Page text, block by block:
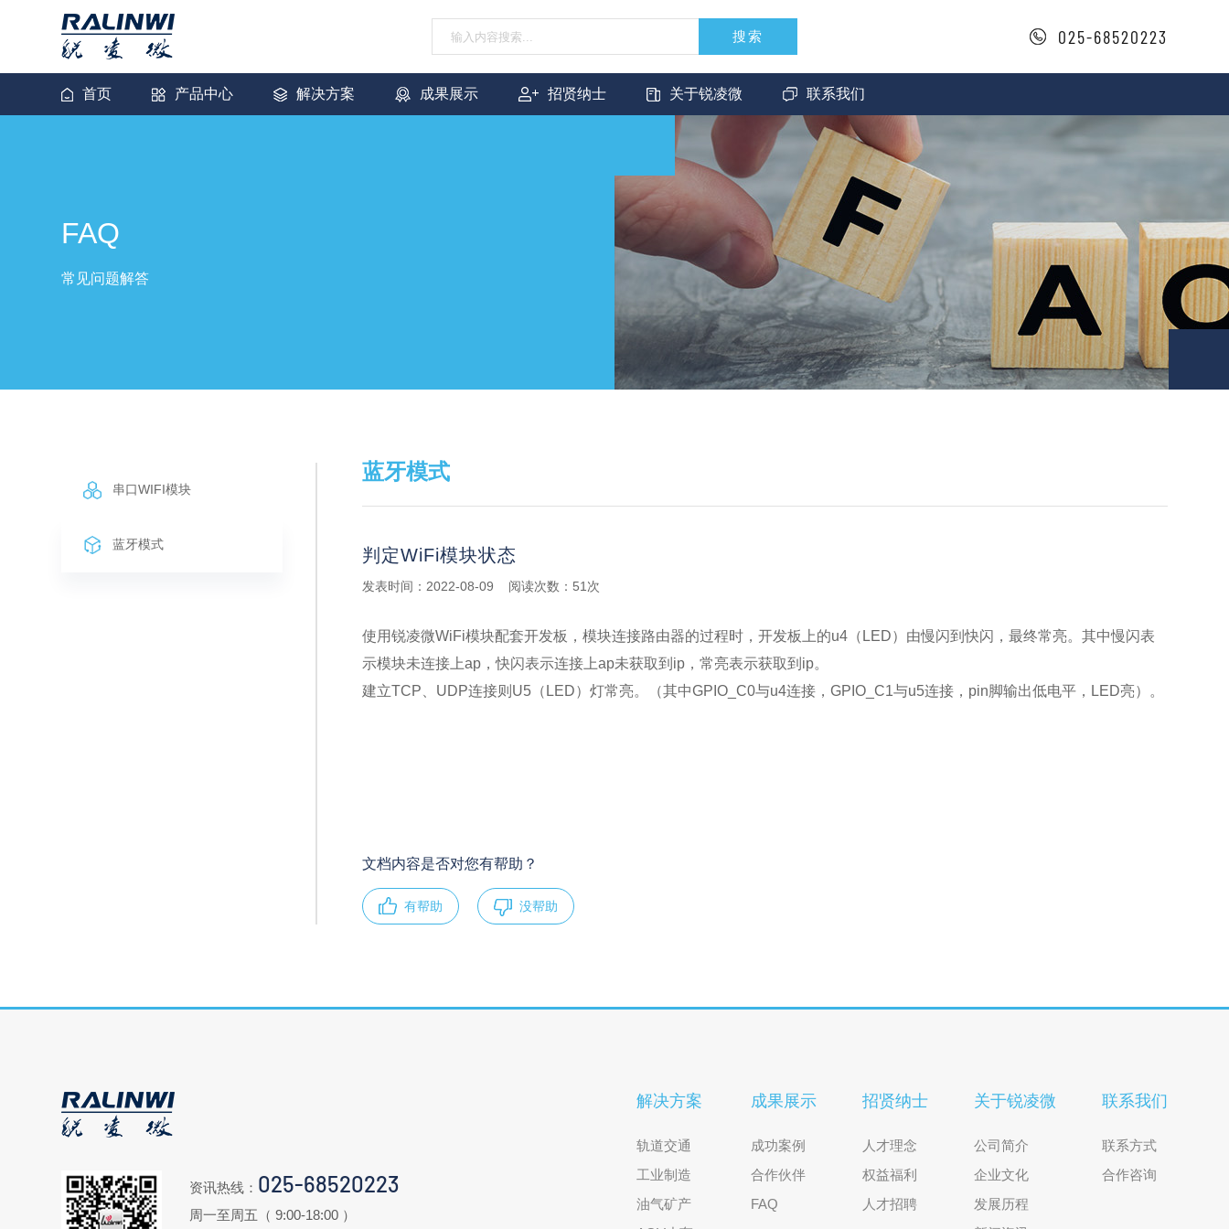
025-68520223
搜索
首页 产品中心
IOT WiFi模组
WiFi+UWB二合一模组
解决方案 成果展示 招贤纳士 关于锐凌微
公司简介
企业文化
发展历程
资质荣誉
联系我们
联系方式
合作咨询
FAQ
常见问题解答
串口WIFI模块
蓝牙模式
蓝牙模式
判定WiFi模块状态
发表时间：2022-08-09 阅读次数：51次
使用锐凌微WiFi模块配套开发板，模块连接路由器的过程时，开发板上的u4（LED）由慢闪到快闪，最终常亮。其中慢闪表
示模块未连接上ap，快闪表示连接上ap未获取到ip，常亮表示获取到ip。
建立TCP、UDP连接则U5（LED）灯常亮。（其中GPIO_C0与u4连接，GPIO_C1与u5连接，pin脚输出低电平，LED亮）。
文档内容是否对您有帮助？
有帮助 没帮助
资讯热线： 025-68520223
周一至周五（ 9:00-18:00 ）
解决方案
轨道交通
工业制造
油气矿产
成果展示
成功案例
合作伙伴
FAQ
招贤纳士
人才理念
权益福利
人才招聘
关于锐凌微
公司简介
企业文化
发展历程
联系我们
联系方式
合作咨询